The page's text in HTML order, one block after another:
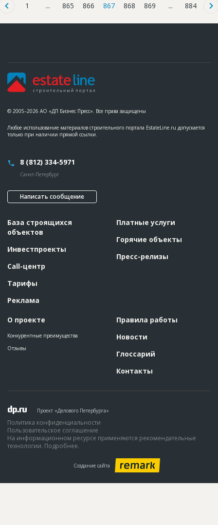
1 ... 865 866 867 868 869 ... 884
© 2005–2026 АО «ДП Бизнес Пресс». Все права защищены
Любое использование материалов строительного портала EstateLine.ru допускается
только при наличии прямой ссылки.
8 (812) 334-5971
Санкт-Петербург
Написать сообщение
База строящихся
объектов
Инвестпроекты
Call-центр
Тарифы
Реклама
О проекте
Конкурентные преимущества
Отзывы
Платные услуги
Горячие объекты
Пресс-релизы
Правила работы
Новости
Глоссарий
Контакты
Проект «Делового Петербурга»
Политика конфиденциальности
Пользовательское соглашение
На информационном ресурсе применяются рекомендательные
технологии. Подробнее.
Создание сайта